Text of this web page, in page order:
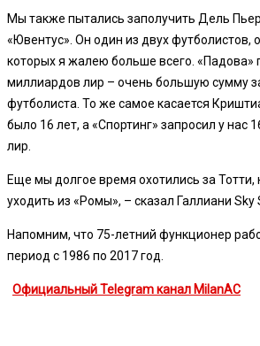
Мы также пытались заполучить Дель
«Ювентус». Он один из двух футболистов,
которых я жалею больше всего. «Падова»
миллиардов лир – очень большую сумму
футболиста. То же самое касается
было 16 лет, а «Спортинг» запросил у нас
лир.
Еще мы долгое время охотились за Тотти,
уходить из «Ромы», – сказал Галлиани Sky
Напомним, что 75-летний функционер
период с 1986 по 2017 год.
Официальный Telegram канал MilanAC